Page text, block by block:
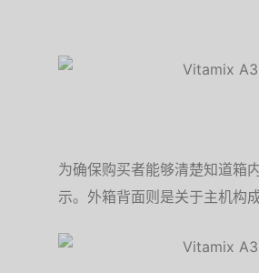
为确保购买者能够清楚知道箱
示。外箱背面则是关于主机构